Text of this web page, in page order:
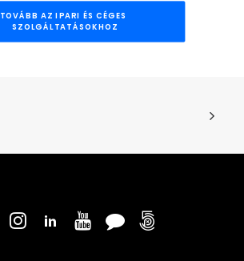
TOVÁBB AZ IPARI ÉS CÉGES
SZOLGÁLTATÁSOKHOZ